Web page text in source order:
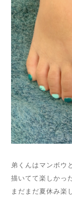
弟くんはマンボウ
描いてて楽しかっ
まだまだ夏休み楽